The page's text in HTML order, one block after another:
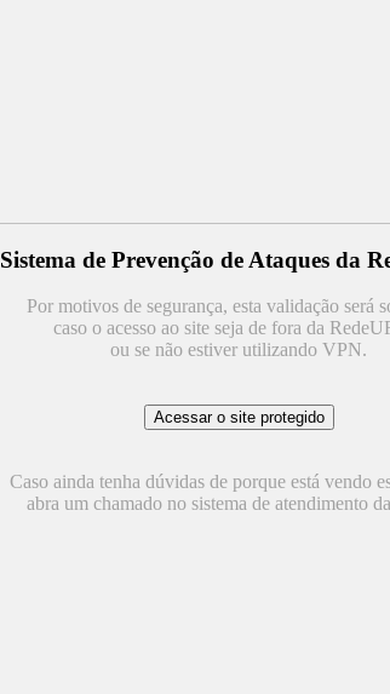
Sistema de Prevenção de Ataques da
Por motivos de segurança, esta validação será
caso o acesso ao site seja de fora da
ou se não estiver utilizando VPN.
Caso ainda tenha dúvidas de porque está vendo
abra um chamado no sistema de atendimento